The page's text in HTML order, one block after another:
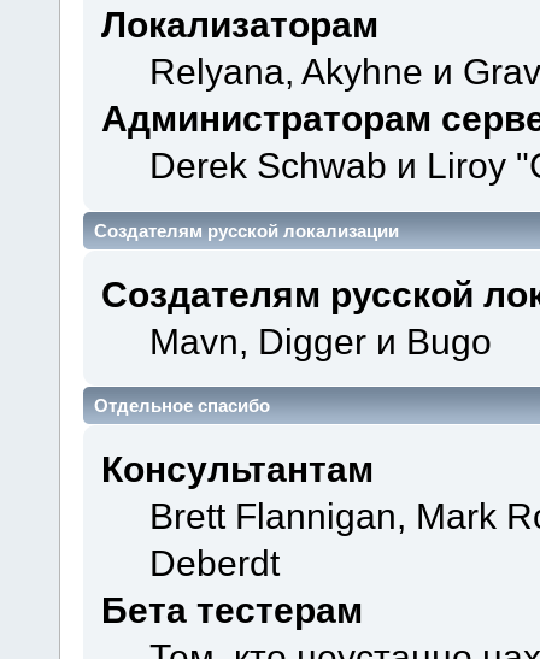
Локализаторам
Relyana, Akyhne и
Администраторам
Derek Schwab и Liroy
Создателям русской локализации
Создателям русской
Mavn, Digger и Bugo
Отдельное спасибо
Консультантам
Brett Flannigan, Mark
Deberdt
Бета тестерам